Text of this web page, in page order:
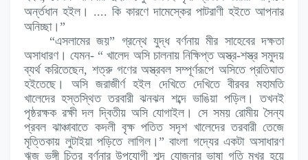
অর্ন্তধান হইল। .... কি কারণে দামেস্কের পাটরাণী হইতে আপনার
অনিচ্ছা।”
“এসলামের জয়” গ্রন্থে যুদ্ধ বর্ণনায় মীর সাহেবের দক্ষতা
অসাধারণ। যেমন- “ খালেদ অসি চালনায় নিক্ষিপ্ত অস্ত্র-শস্ত্র সমুদয়
ব্যর্থ করিতেছেন, শত্রু গণের অস্ত্রবল সম্পূর্ণরূপে অসিতে প্রতিঘাত
হইতেছে। অসি জরাজীর্ণ হইল দেখিতে দেখিতে বীরবর মহামতি
খালেদের হস্তস্থিত তরবারী ঝনঝন শব্দে ভাঙিয়া পড়িল। তখনই
পৃষ্ঠরক্ষক রক্ষী দল দ্বিতীয় অসি যোগাইল। সে সময় রোমীয় সৈন্য
প্রবল ঝাঞ্চাবাতে কদলী বৃক্ষ পতিত সদৃশ খালেদের তরবারী তেজে
মৃত্তিকায় লুটাইয়া পড়িতে লাগিল।” বাংলা গদ্যের একটা অসাধারণ
ঋজু ভঙ্গী চিত্র বর্ণনার উপযোগী শব্দ যোজনার ভাষা গতি মুখর হয়ে